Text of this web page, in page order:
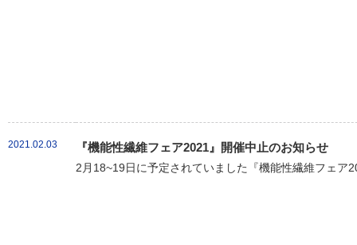
2021.02.03 『機能性繊維フェア2021』開催中止のお知らせ
2月18~19日に予定されていました『機能性繊維フェア